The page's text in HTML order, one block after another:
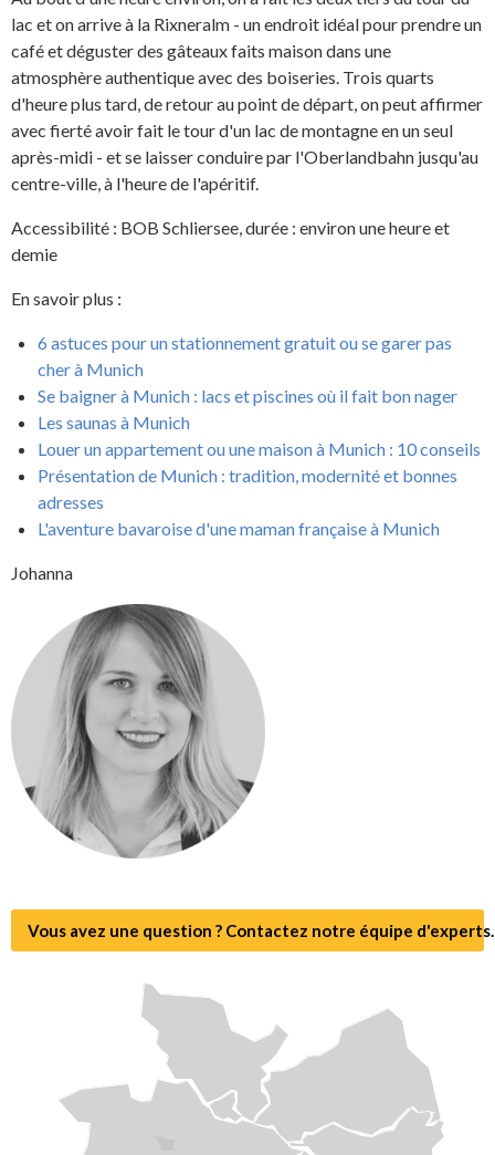
lac et on arrive à la Rixneralm - un endroit idéal pour prendre un
café et déguster des gâteaux faits maison dans une
atmosphère authentique avec des boiseries. Trois quarts
d'heure plus tard, de retour au point de départ, on peut affirmer
avec fierté avoir fait le tour d'un lac de montagne en un seul
après-midi - et se laisser conduire par l'Oberlandbahn jusqu'au
centre-ville, à l'heure de l'apéritif.
Accessibilité : BOB Schliersee, durée : environ une heure et
demie
En savoir plus :
6 astuces pour un stationnement gratuit ou se garer pas
cher à Munich
Se baigner à Munich : lacs et piscines où il fait bon nager
Les saunas à Munich
Louer un appartement ou une maison à Munich : 10 conseils
Présentation de Munich : tradition, modernité et bonnes
adresses
L'aventure bavaroise d'une maman française à Munich
Johanna
Vous avez une question ? Contactez notre équipe d'experts.